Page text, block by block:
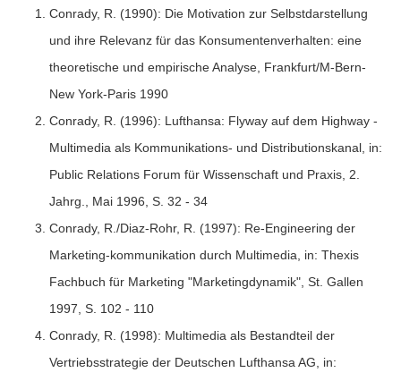
Conrady, R. (1990): Die Motivation zur Selbstdarstellung
und ihre Relevanz für das Konsumentenverhalten: eine
theoretische und empirische Analyse, Frankfurt/M-Bern-
New York-Paris 1990
Conrady, R. (1996): Lufthansa: Flyway auf dem Highway -
Multimedia als Kommunikations- und Distributionskanal, in:
Public Relations Forum für Wissenschaft und Praxis, 2.
Jahrg., Mai 1996, S. 32 - 34
Conrady, R./Diaz-Rohr, R. (1997): Re-Engineering der
Marketing-kommunikation durch Multimedia, in: Thexis
Fachbuch für Marketing "Marketingdynamik", St. Gallen
1997, S. 102 - 110
Conrady, R. (1998): Multimedia als Bestandteil der
Vertriebsstrategie der Deutschen Lufthansa AG, in: